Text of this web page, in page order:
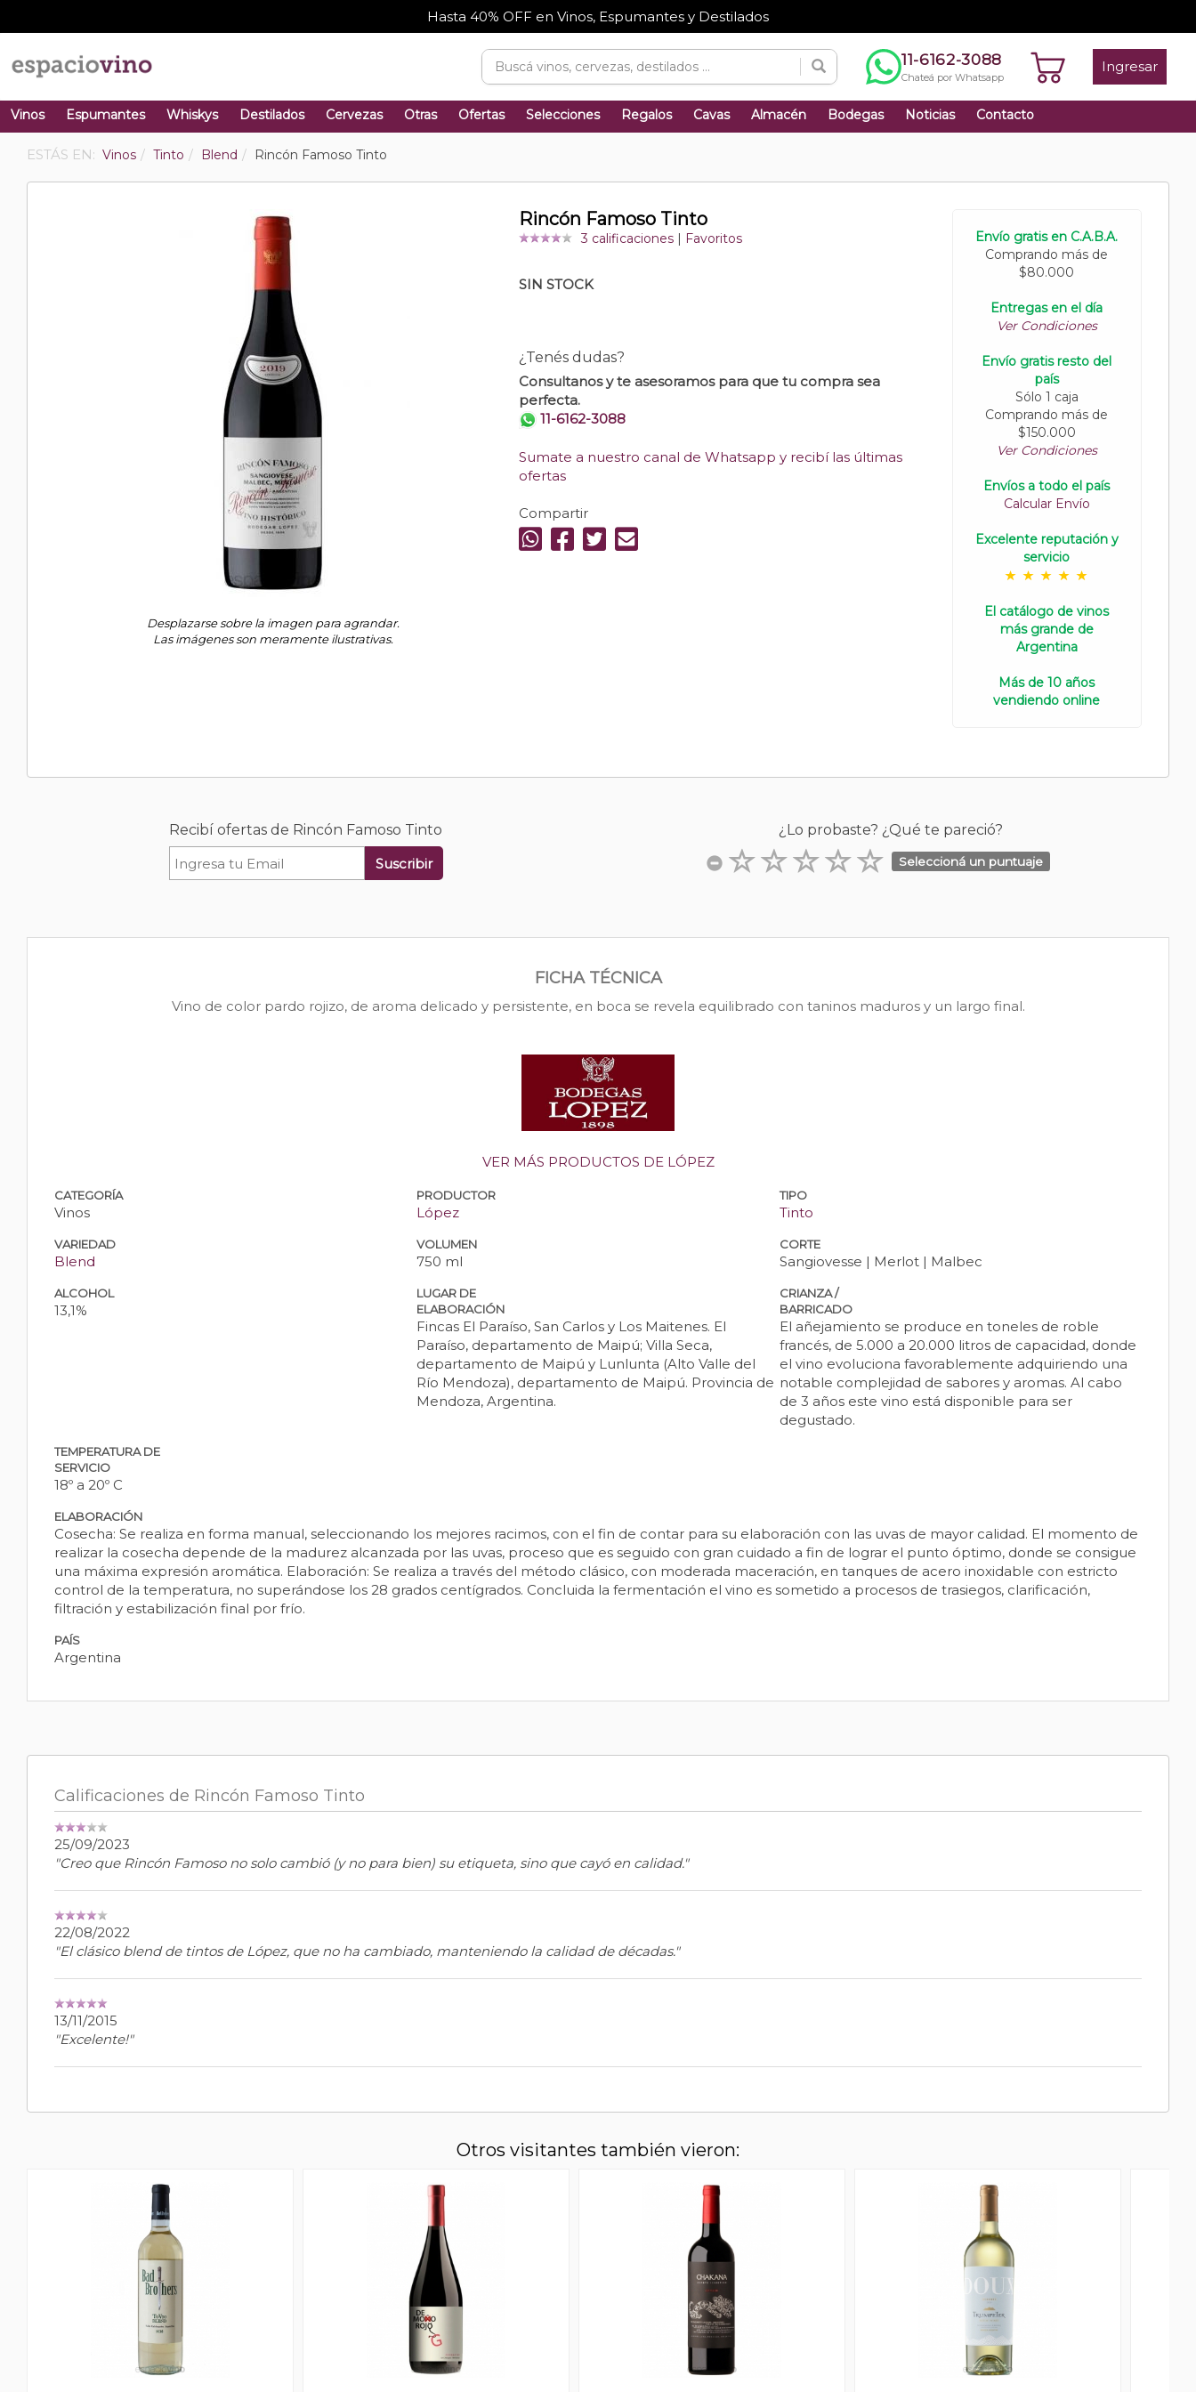
Hasta 40% OFF en Vinos, Espumantes y Destilados
11-6162-3088
Chateá por Whatsapp
Ingresar
Vinos Espumantes Whiskys Destilados Cervezas Otras Ofertas Selecciones Regalos Cavas Almacén Bodegas Noticias Contacto
ESTÁS EN: Vinos Tinto Blend Rincón Famoso Tinto
Desplazarse sobre la imagen para agrandar.
Las imágenes son meramente ilustrativas.
Rincón Famoso Tinto
3 calificaciones| Favoritos
SIN STOCK
¿Tenés dudas?
Consultanos y te asesoramos para que tu compra sea
perfecta.
11-6162-3088
Sumate a nuestro canal de Whatsapp y recibí las últimas
ofertas
Compartir
Envío gratis en C.A.B.A.
Comprando más de
$80.000
Entregas en el día
Ver Condiciones
Envío gratis resto del
país
Sólo 1 caja
Comprando más de
$150.000
Ver Condiciones
Envíos a todo el país
Calcular Envío
Excelente reputación y
servicio
El catálogo de vinos
más grande de
Argentina
Más de 10 años
vendiendo online
Recibí ofertas de Rincón Famoso Tinto
Suscribir
¿Lo probaste? ¿Qué te pareció?
Seleccioná un puntuaje
FICHA TÉCNICA
Vino de color pardo rojizo, de aroma delicado y persistente, en boca se revela equilibrado con taninos maduros y un largo final.
VER MÁS PRODUCTOS DE LÓPEZ
CATEGORÍA
Vinos
PRODUCTOR
López
TIPO
Tinto
VARIEDAD
Blend
VOLUMEN
750 ml
CORTE
Sangiovesse | Merlot | Malbec
ALCOHOL
13,1%
LUGAR DE
ELABORACIÓN
Fincas El Paraíso, San Carlos y Los Maitenes. El
Paraíso, departamento de Maipú; Villa Seca,
departamento de Maipú y Lunlunta (Alto Valle del
Río Mendoza), departamento de Maipú. Provincia de
Mendoza, Argentina.
CRIANZA /
BARRICADO
El añejamiento se produce en toneles de roble
francés, de 5.000 a 20.000 litros de capacidad, donde
el vino evoluciona favorablemente adquiriendo una
notable complejidad de sabores y aromas. Al cabo
de 3 años este vino está disponible para ser
degustado.
TEMPERATURA DE
SERVICIO
18º a 20º C
ELABORACIÓN
Cosecha: Se realiza en forma manual, seleccionando los mejores racimos, con el fin de contar para su elaboración con las uvas de mayor calidad. El momento de
realizar la cosecha depende de la madurez alcanzada por las uvas, proceso que es seguido con gran cuidado a fin de lograr el punto óptimo, donde se consigue
una máxima expresión aromática. Elaboración: Se realiza a través del método clásico, con moderada maceración, en tanques de acero inoxidable con estricto
control de la temperatura, no superándose los 28 grados centígrados. Concluida la fermentación el vino es sometido a procesos de trasiegos, clarificación,
filtración y estabilización final por frío.
PAÍS
Argentina
Calificaciones de Rincón Famoso Tinto
25/09/2023
"Creo que Rincón Famoso no solo cambió (y no para bien) su etiqueta, sino que cayó en calidad."
22/08/2022
"El clásico blend de tintos de López, que no ha cambiado, manteniendo la calidad de décadas."
13/11/2015
"Excelente!"
Otros visitantes también vieron: